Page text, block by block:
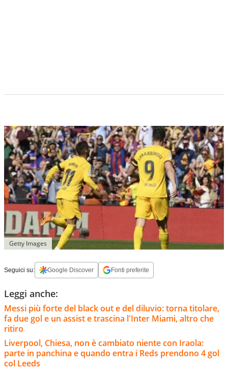
Getty Images
Seguici su: Google Discover Fonti preferite
Leggi anche:
Messi più forte del black out e del diluvio: torna titolare,
fa due gol e un assist e trascina l'Inter Miami, altro che
ritiro
Liverpool, Chiesa, non è cambiato niente con Iraola:
parte in panchina e quando entra i Reds prendono 4 gol
col Leeds